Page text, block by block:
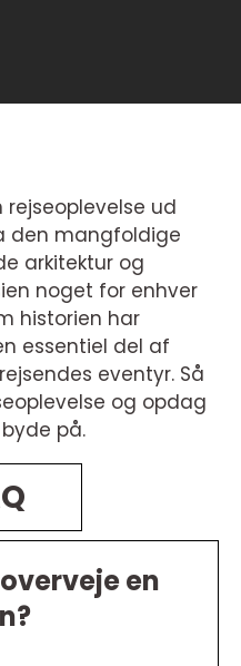
rejseoplevelse ud
den mangfoldige
arkitektur og
noget for enhver
historien har
essentiel del af
eventyr. Så
og opdag
på.
en